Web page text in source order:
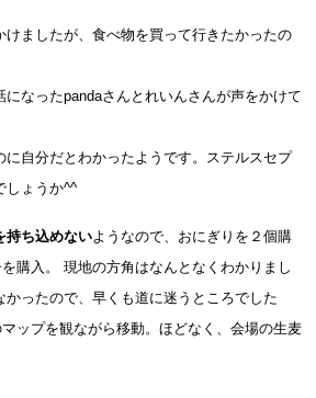
けましたが、食べ物を買って行きたかったの
なったpandaさんとれいんさんが声をかけて
に自分だとわかったようです。ステルスセプ
しょうか^^
持ち込めないようなので、おにぎりを２個購
購入。
現地の方角はなんとなくわかりまし
かったので、早くも道に迷うところでした
ップを観ながら移動。ほどなく、会場の生麦